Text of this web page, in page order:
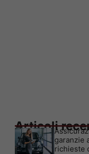
Articoli
garanzie
richieste